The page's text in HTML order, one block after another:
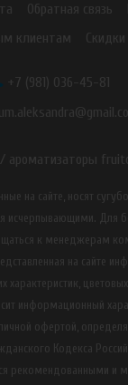
Обратная связь
клиентам
Скидки
+7 (981) 036-45-81
ароматизаторы
на сайте, носят
исчерпывающими. Для
к менеджерам
на сайте
характеристик,
информационный
офертой,
Кодекса
рекомендованными и